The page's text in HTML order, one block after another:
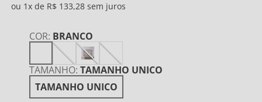
1 R$ 133,28
COR: BRANCO
TAMANHO: TAMANHO UNICO
TAMANHO UNICO